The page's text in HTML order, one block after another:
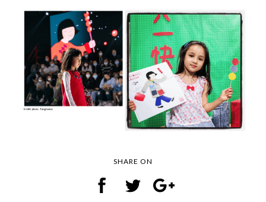
SHARE ON